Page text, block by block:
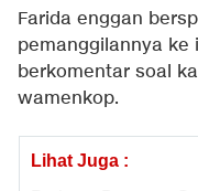
Farida enggan
pemanggilannya ke
berkomentar soal
wamenkop.
Lihat Juga :